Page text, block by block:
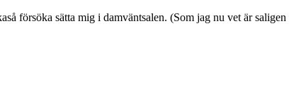
försöka sätta mig i damväntsalen. (Som jag nu vet är saligen